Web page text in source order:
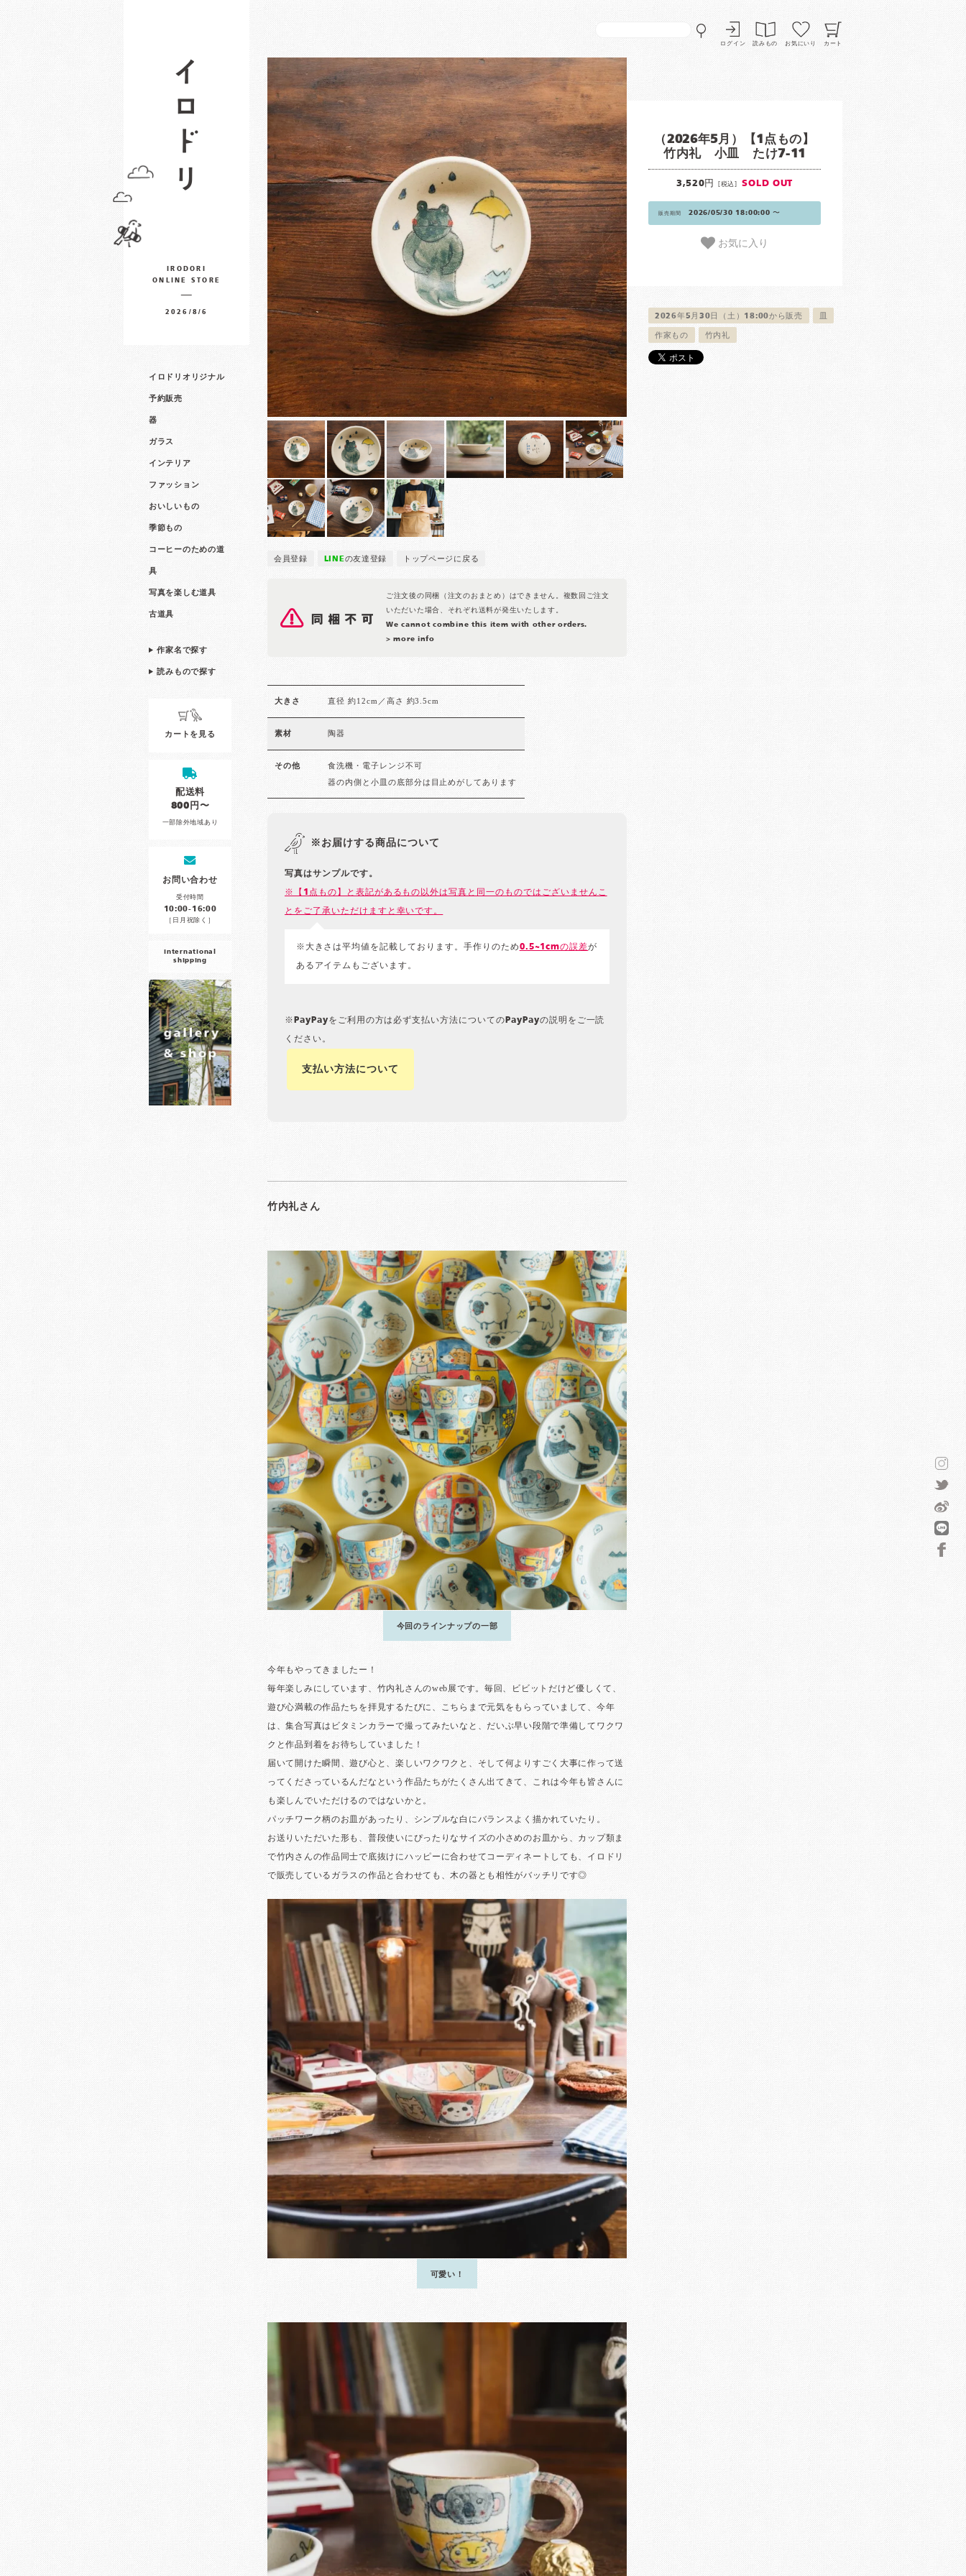
ログイン 読みもの お気にいり カート
IRODORI
ONLINE STORE
2026/8/6
イロドリオリジナル
予約販売
器
ガラス
インテリア
ファッション
おいしいもの
季節もの
コーヒーのための道
具
写真を楽しむ道具
古道具
作家名で探す
読みもので探す
カートを見る
配送料
800円〜
一部除外地域あり
お問い合わせ
受付時間
10:00-16:00
［日月祝除く］
international
shipping
会員登録 LINEの友達登録 トップページに戻る
ご注文後の同梱（注文のおまとめ）はできません。複数回ご注文
いただいた場合、それぞれ送料が発生いたします。
We cannot combine this item with other orders.
> more info
（2026年5月）【1点もの】
竹内礼 小皿 たけ7-11
3,520円 [税込] SOLD OUT
販売期間 2026/05/30 18:00:00 〜
お気に入り
2026年5月30日（土）18:00から販売
作家もの 竹内礼
大きさ 直径 約12cm／高さ 約3.5cm
素材 陶器
その他
食洗機・電子レンジ不可
器の内側と小皿の底部分は目止めがしてあります
※お届けする商品について
写真はサンプルです。
※【1点もの】と表記があるもの以外は写真と同一のものではございませんこ
とをご了承いただけますと幸いです。
※大きさは平均値を記載しております。手作りのため0.5~1cmの誤差が
あるアイテムもございます。
※PayPayをご利用の方は必ず支払い方法についてのPayPayの説明をご一読
ください。
支払い方法について